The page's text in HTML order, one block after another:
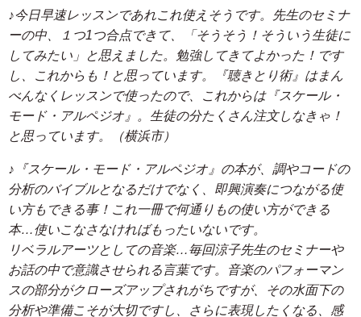
♪今日早速レッスンであれこれ使えそうです。先生のセミナ
ーの中、１つ1つ合点できて、「そうそう！そういう生徒に
してみたい」と思えました。勉強してきてよかった！です
し、これからも！と思っています。『聴きとり術』はまん
べんなくレッスンで使ったので、これからは『スケール・
モード・アルペジオ』。生徒の分たくさん注文しなきゃ！
と思っています。（横浜市）
♪『スケール・モード・アルペジオ』の本が、調やコードの
分析のバイブルとなるだけでなく、即興演奏につながる使
い方もできる事！これ一冊で何通りもの使い方ができる
本…使いこなさなければもったいないです。
リベラルアーツとしての音楽…毎回涼子先生のセミナーや
お話の中で意識させられる言葉です。音楽のパフォーマン
スの部分がクローズアップされがちですが、その水面下の
分析や準備こそが大切ですし、さらに表現したくなる、感